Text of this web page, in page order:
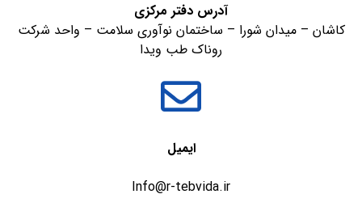
آدرس دفتر مرکزی
کاشان – میدان شورا – ساختمان نوآوری سلامت – واحد شرکت
روناک طب ویدا
ایمیل
Info@r-tebvida.ir